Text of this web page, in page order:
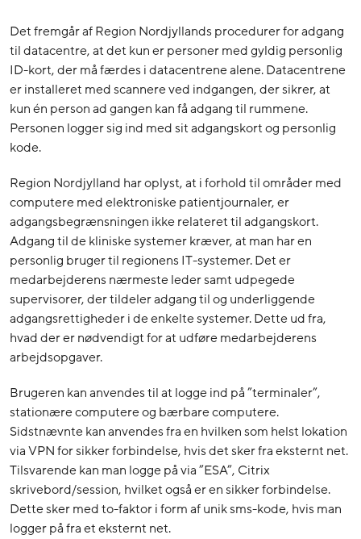
Det fremgår af Region Nordjyllands procedurer for adgang
til datacentre, at det kun er personer med gyldig personlig
ID-kort, der må færdes i datacentrene alene. Datacentrene
er installeret med scannere ved indgangen, der sikrer, at
kun én person ad gangen kan få adgang til rummene.
Personen logger sig ind med sit adgangskort og personlig
kode.
Region Nordjylland har oplyst, at i forhold til områder med
computere med elektroniske patientjournaler, er
adgangsbegrænsningen ikke relateret til adgangskort.
Adgang til de kliniske systemer kræver, at man har en
personlig bruger til regionens IT-systemer. Det er
medarbejderens nærmeste leder samt udpegede
supervisorer, der tildeler adgang til og underliggende
adgangsrettigheder i de enkelte systemer. Dette ud fra,
hvad der er nødvendigt for at udføre medarbejderens
arbejdsopgaver.
Brugeren kan anvendes til at logge ind på ”terminaler”,
stationære computere og bærbare computere.
Sidstnævnte kan anvendes fra en hvilken som helst lokation
via VPN for sikker forbindelse, hvis det sker fra eksternt net.
Tilsvarende kan man logge på via ”ESA”, Citrix
skrivebord/session, hvilket også er en sikker forbindelse.
Dette sker med to-faktor i form af unik sms-kode, hvis man
logger på fra et eksternt net.